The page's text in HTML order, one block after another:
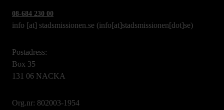
08-684 230 00
info [at] stadsmissionen.se (info[at]stadsmissionen[dot]se)
Postadress:
Box 35
131 06 NACKA
Org.nr: 802003-1954